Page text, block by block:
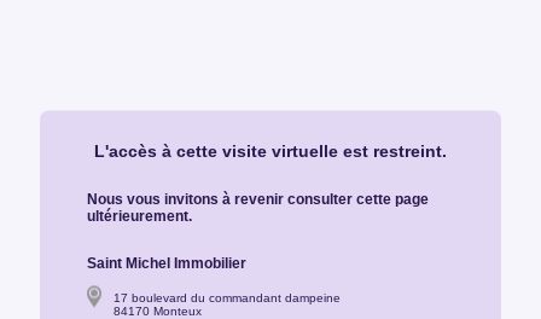
L'accès à cette visite virtuelle est restreint.
Nous vous invitons à revenir consulter cette page
ultérieurement.
Saint Michel Immobilier
17 boulevard du commandant dampeine
84170 Monteux